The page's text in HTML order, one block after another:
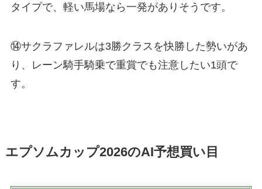
タイプで、軽い馬場なら一発がありそうです。
⑭サクラファレルは3勝クラスを快勝した勢いがあ
り、レーン騎手騎乗で重賞でも注意したい1頭で
す。
エプソムカップ2026のAI予想買い目